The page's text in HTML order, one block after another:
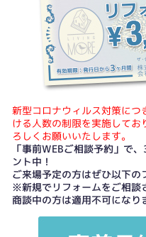
新型コロナウィルス対策につ
ける人数の制限を実施してお
ろしくお願いいたします。
「事前WEBご相談予約」で
ント中！
ご来場予定の方はぜひ以下の
※新規でリフォームをご相談
商談中の方は適用不可になり